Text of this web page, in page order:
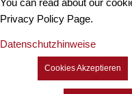
Privacy Policy Page.
Datenschutzhinweise
Cookies Akzeptieren